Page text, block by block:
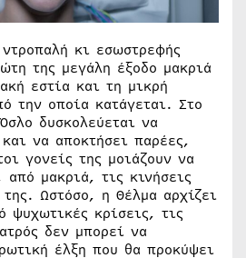
κι εσωστρεφής
της μεγάλη έξοδο μακριά
εστία και τη μικρή
την οποία κατάγεται. Στο
δυσκολεύεται να
να αποκτήσει παρέες,
γονείς της μοιάζουν να
μακριά, τις κινήσεις
Ωστόσο, η Θέλμα αρχίζει
ψυχωτικές κρίσεις, τις
δεν μπορεί να
έλξη που θα προκύψει